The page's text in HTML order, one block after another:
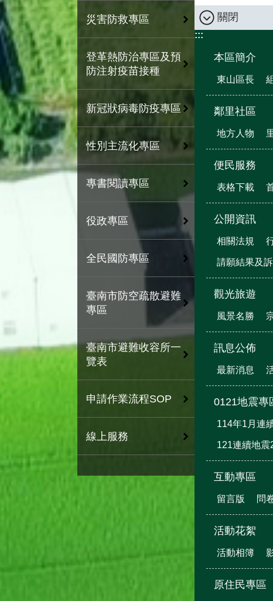
災害防救專區
登革熱防治專區及預
防注射疫苗接種
新冠狀病毒防疫專區
性別主流化專區
專書閱讀專區
役政專區
全民國防專區
臺南市防空疏散避難
專區
臺南市避難收容所一
覽表
申請作業流程SOP
線上服務
關閉
:::
本區簡介
東山區長
鄰里社區
地方人物
便民服務
表格下載
公開資訊
相關法規
請願結果及
觀光旅遊
風景名勝
訊息公佈
最新消息
0121地震專
114年1月連
121連續地
互動專區
留言版 問
活動花絮
活動相簿
原住民專區